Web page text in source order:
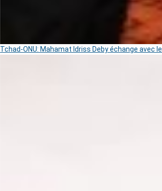
Tchad-ONU: Mahamat Idriss Deby échange avec